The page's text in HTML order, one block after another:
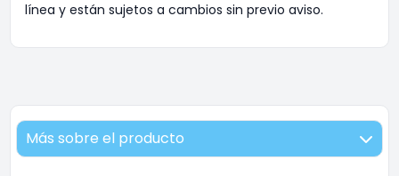
línea y están sujetos a cambios sin previo aviso.
Más sobre el producto